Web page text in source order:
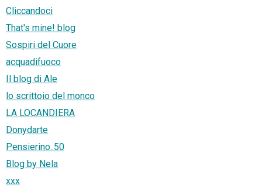
Cliccandoci
That's mine! blog
Sospiri del Cuore
acquadifuoco
Il blog di Ale
lo scrittoio del monco
LA LOCANDIERA
Donydarte
Pensierino..50
Blog by Nela
xxx